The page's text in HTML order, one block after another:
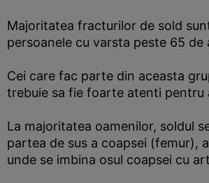
Majoritatea fracturilor de sold
persoanele cu varsta peste 65 de
Cei care fac parte din aceasta
trebuie sa fie foarte atenti pentru
La majoritatea oamenilor, soldul
partea de sus a coapsei (femur),
unde se imbina osul coapsei cu